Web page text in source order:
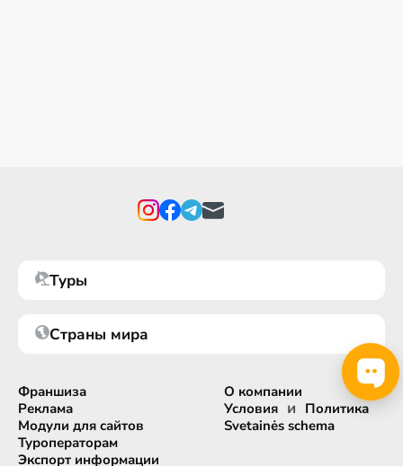
Туры
Страны мира
Франшиза
Реклама
Модули для сайтов
Туроператорам
Экспорт информации
О компании
Условия и Политика
Svetainės schema